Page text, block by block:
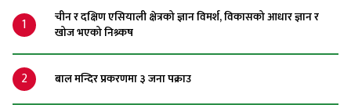
1
चीन र दक्षिण एसियाली क्षेत्रको ज्ञान विमर्श, विकासको आधार ज्ञान र
खोज भएको निश्र्कष
2 बाल मन्दिर प्रकरणमा ३ जना पक्राउ